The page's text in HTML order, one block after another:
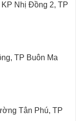
Nhị Đồng 2, TP
TP Buôn Ma
Tân Phú, TP